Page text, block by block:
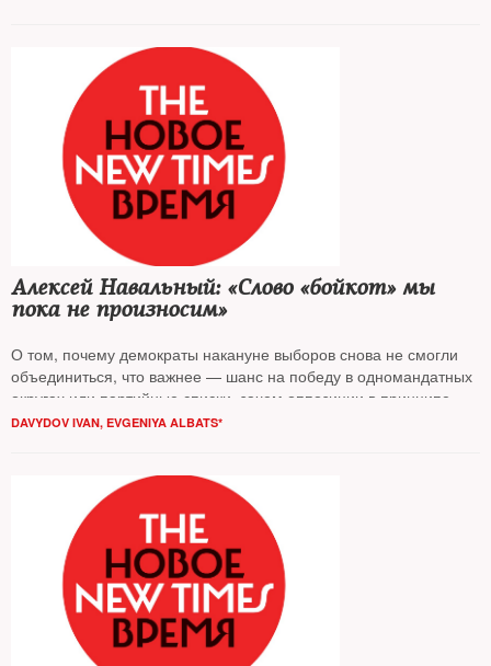
Алексей Навальный: «Слово «бойкот» мы
пока не произносим»
О том, почему демократы накануне выборов снова не смогли
объединиться, что важнее — шанс на победу в одномандатных
округах или партийные списки, зачем оппозиции в принципе
нужны выборы в Госдуму и какая стратегия отношения к ним
DAVYDOV IVAN, EVGENIYA ALBATS*